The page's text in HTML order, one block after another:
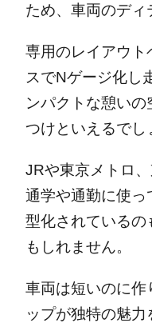
ため、車両のディ
専用のレイアウト
スでNゲージ化し
ンパクトな憩い
つけといえるでし
JRや東京メトロ
通学や通勤に使っ
型化されている
もしれません。
車両は短いのに作
ップが独特の魅力